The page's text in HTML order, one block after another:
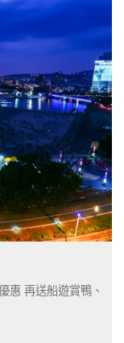
再送船遊賞鴨、